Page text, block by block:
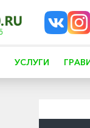
УСЛУГИ